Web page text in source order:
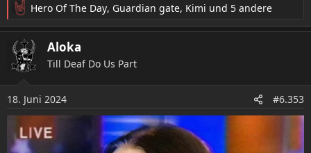
R
e
a
k
t
n
e
n
:
Hero Of The Day, Guardian gate, Kimi und 5 andere
Aloka
Till Deaf Do Us Part
18. Juni 2024 #6.353